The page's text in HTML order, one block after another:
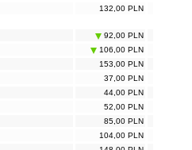
132,00 PLN
92,00 PLN
106,00 PLN
153,00 PLN
37,00 PLN
44,00 PLN
52,00 PLN
85,00 PLN
104,00 PLN